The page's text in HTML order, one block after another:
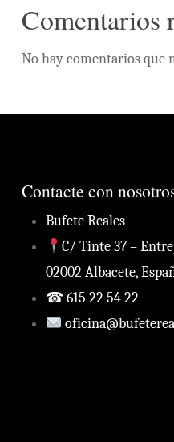
Comentarios
No hay comentarios que
Contacte con
Bufete Reales
C/ Tinte 37 –
02002 Albacete,
☎ 615 22 54 22